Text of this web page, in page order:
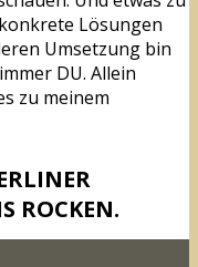
Lösungen
Umsetzung bin
DU. Allein
zu meinem
ROCKEN.